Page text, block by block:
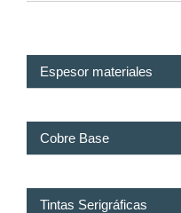
Espesor materiales
Cobre Base
Tintas Serigráficas